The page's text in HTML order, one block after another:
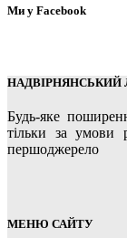
Ми у Facebook
НАДВІРНЯНСЬКИЙ
Будь-яке
тільки за умови
першоджерело
МЕНЮ САЙТУ